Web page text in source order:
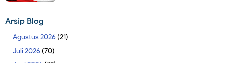
Arsip Blog
Agustus 2026 (21)
Juli 2026 (70)